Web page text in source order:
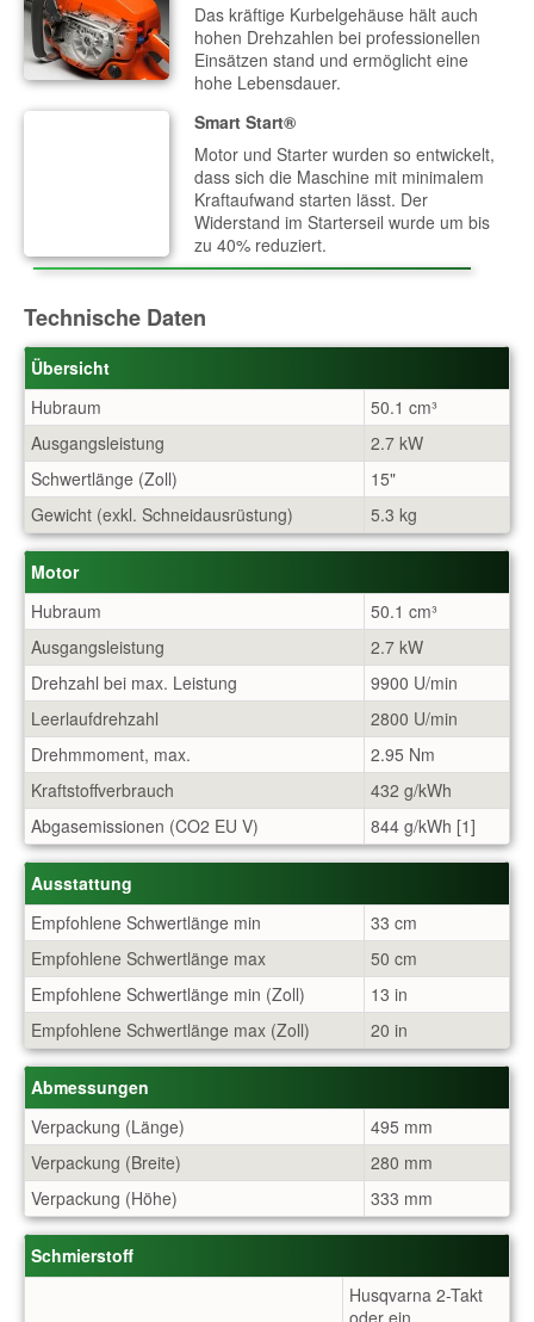
Das kräftige Kurbelgehäuse hält auch
hohen Drehzahlen bei professionellen
Einsätzen stand und ermöglicht eine
hohe Lebensdauer.
Smart Start®
Motor und Starter wurden so entwickelt,
dass sich die Maschine mit minimalem
Kraftaufwand starten lässt. Der
Widerstand im Starterseil wurde um bis
zu 40% reduziert.
Technische Daten
Übersicht
Hubraum
50.1 cm³
Ausgangsleistung
2.7 kW
Schwertlänge (Zoll)
15"
Gewicht (exkl. Schneidausrüstung)
5.3 kg
Motor
Hubraum
50.1 cm³
Ausgangsleistung
2.7 kW
Drehzahl bei max. Leistung
9900 U/min
Leerlaufdrehzahl
2800 U/min
Drehmmoment, max.
2.95 Nm
Kraftstoffverbrauch
432 g/kWh
Abgasemissionen (CO2 EU V)
844 g/kWh [1]
Ausstattung
Empfohlene Schwertlänge min
33 cm
Empfohlene Schwertlänge max
50 cm
Empfohlene Schwertlänge min (Zoll)
13 in
Empfohlene Schwertlänge max (Zoll)
20 in
Abmessungen
Verpackung (Länge)
495 mm
Verpackung (Breite)
280 mm
Verpackung (Höhe)
333 mm
Schmierstoff
Husqvarna 2-Takt
oder ein